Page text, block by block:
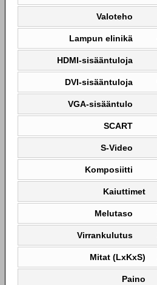
Valoteho
Lampun elinikä
HDMI-sisääntuloja
DVI-sisääntuloja
VGA-sisääntulo
SCART
S-Video
Komposiitti
Kaiuttimet
Melutaso
Virrankulutus
Mitat (LxKxS)
Paino